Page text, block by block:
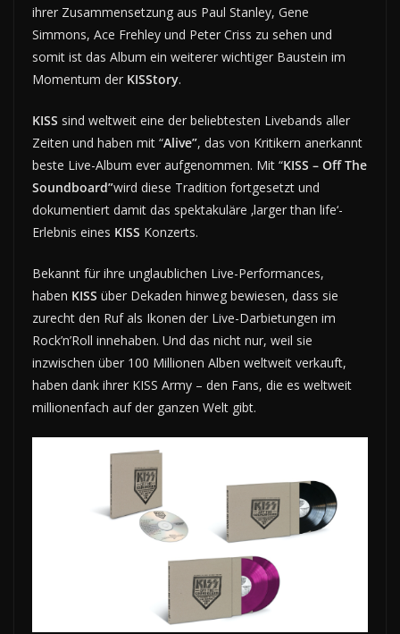
ihrer Zusammensetzung aus Paul Stanley, Gene
Simmons, Ace Frehley und Peter Criss zu sehen und
somit ist das Album ein weiterer wichtiger Baustein im
Momentum der KISStory.
KISS sind weltweit eine der beliebtesten Livebands aller
Zeiten und haben mit “Alive”, das von Kritikern anerkannt
beste Live-Album ever aufgenommen. Mit “KISS – Off The
Soundboard”wird diese Tradition fortgesetzt und
dokumentiert damit das spektakuläre ‚larger than life‘-
Erlebnis eines KISS Konzerts.
Bekannt für ihre unglaublichen Live-Performances,
haben KISS über Dekaden hinweg bewiesen, dass sie
zurecht den Ruf als Ikonen der Live-Darbietungen im
Rock’n’Roll innehaben. Und das nicht nur, weil sie
inzwischen über 100 Millionen Alben weltweit verkauft,
haben dank ihrer KISS Army – den Fans, die es weltweit
millionenfach auf der ganzen Welt gibt.